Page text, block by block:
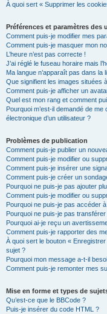
À quoi sert « Supprimer les
Préférences et paramètres des
Comment puis-je modifier mes
Comment puis-je masquer mon
L’heure n’est pas correcte !
J’ai réglé le fuseau horaire mais
Ma langue n’apparaît pas dans la
Que signifient les images situées
Comment puis-je afficher un
Quel est mon rang et comment
Pourquoi m’est-il demandé de
électronique d’un utilisateur ?
Problèmes de publication
Comment puis-je publier un
Comment puis-je modifier ou
Comment puis-je insérer une
Comment puis-je créer un
Pourquoi ne puis-je pas ajouter
Comment puis-je modifier ou
Pourquoi ne puis-je pas accéder
Pourquoi ne puis-je pas
Pourquoi ai-je reçu un
Comment puis-je rapporter des
À quoi sert le bouton «
sujet ?
Pourquoi mon message a-t-il
Comment puis-je remonter mes
Mise en forme et types de
Qu’est-ce que le BBCode ?
Puis-je insérer du code HTML ?